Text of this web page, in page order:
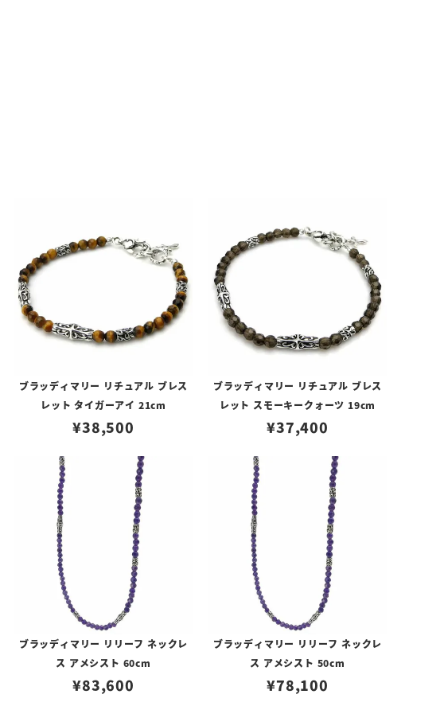
ブラッディマリー リチュアル ブレス
レット タイガーアイ 21cm
¥38,500
ブラッディマリー リチュアル ブレス
レット スモーキークォーツ 19cm
¥37,400
ブラッディマリー リリーフ ネックレ
ス アメシスト 60cm
¥83,600
ブラッディマリー リリーフ ネックレ
ス アメシスト 50cm
¥78,100